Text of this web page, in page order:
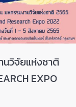
นวิจัยแห่งชาติ
EXPO